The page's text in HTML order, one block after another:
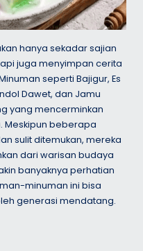
hanya sekadar sajian
juga menyimpan cerita
seperti Bajigur, Es
Dawet, dan Jamu
yang mencerminkan
Meskipun beberapa
sulit ditemukan, mereka
dari warisan budaya
banyaknya perhatian
minuman ini bisa
generasi mendatang.